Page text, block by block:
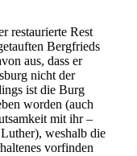
restaurierte Rest
Bergfrieds
aus, dass er
nicht der
ist die Burg
worden (auch
mit ihr –
weshalb die
vorfinden